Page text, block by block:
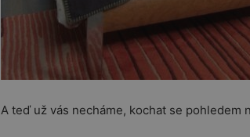
A teď už vás necháme, kochat se